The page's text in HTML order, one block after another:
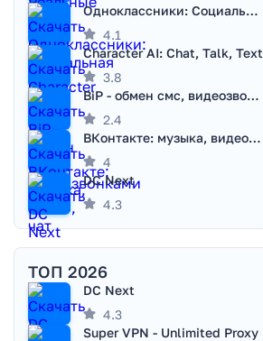
Одноклассники: Социальная сеть
4.1
Character AI: Chat, Talk, Text
3.8
BiP - обмен смс, видеозвонками
2.4
ВКонтакте: музыка, видео, чат
4
DC Next
4.3
ТОП 2026
DC Next
4.3
Super VPN - Unlimited Proxy